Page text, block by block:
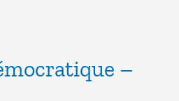
–